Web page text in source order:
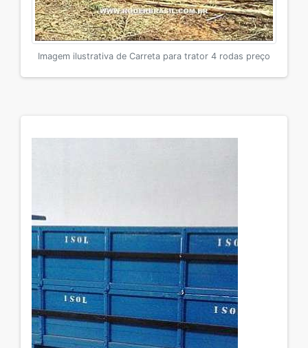
Imagem ilustrativa de Carreta para trator 4 rodas preço